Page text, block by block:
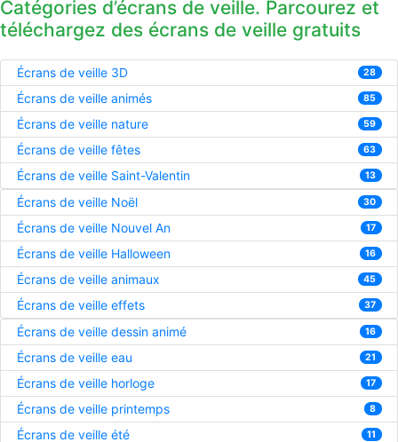
Catégories d’écrans de veille. Parcourez et
téléchargez des écrans de veille gratuits
Écrans de veille 3D 28
Écrans de veille animés 85
Écrans de veille nature 59
Écrans de veille fêtes 63
Écrans de veille Saint-Valentin 13
Écrans de veille Noël 30
Écrans de veille Nouvel An 17
Écrans de veille Halloween 16
Écrans de veille animaux 45
Écrans de veille effets 37
Écrans de veille dessin animé 16
Écrans de veille eau 21
Écrans de veille horloge 17
Écrans de veille printemps 8
Écrans de veille été 11